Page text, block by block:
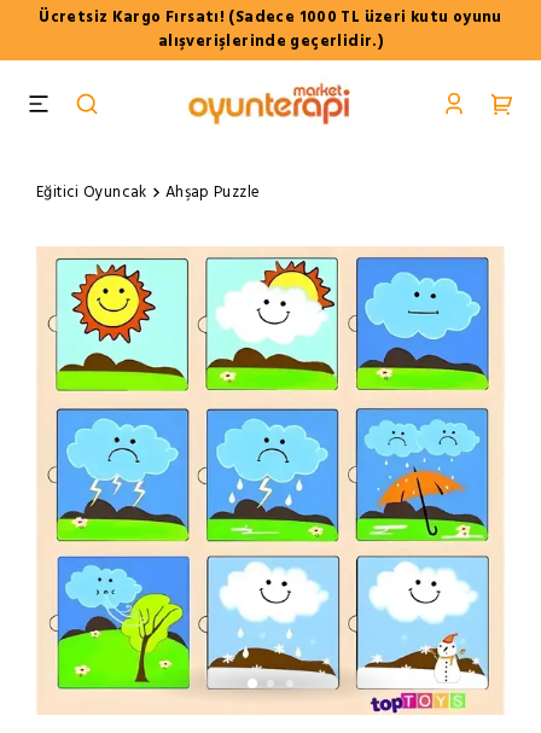
Ücretsiz Kargo Fırsatı! (Sadece 1000 TL üzeri kutu oyunu
alışverişlerinde geçerlidir.)
Eğitici Oyuncak Ahşap Puzzle